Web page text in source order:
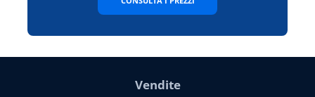
Vendite